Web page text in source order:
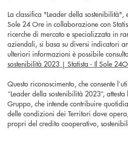
La classifica "Leader della
Sole 24 Ore in collaborazione con
ricerche di mercato e specializzata in
aziendali, si basa su diversi indicatori
ulteriori informazioni è possibile
sostenibilità 2023 | Statista - Il Sole
Questo riconoscimento, che consente
“Leader della sostenibilità 2023”,
Gruppo, che intende contribuire
delle condizioni dei Territori dove
propri del credito cooperativo,